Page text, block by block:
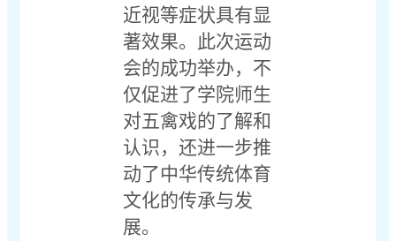
近视等症状具有显
著效果。此次运动
会的成功举办，不
仅促进了学院师生
对五禽戏的了解和
认识，还进一步推
动了中华传统体育
文化的传承与发
展。